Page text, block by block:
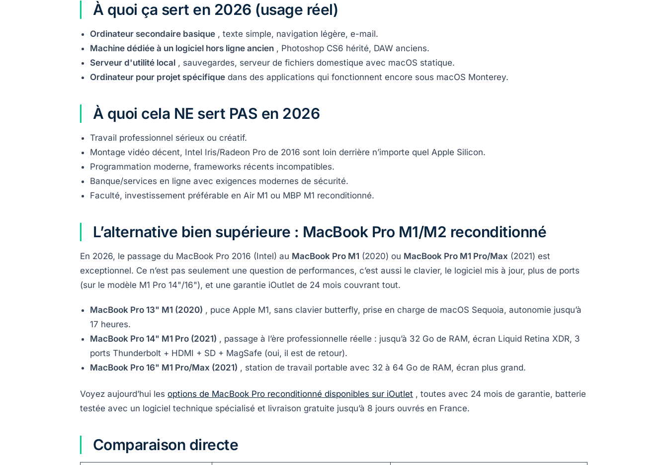
À quoi ça sert en 2026 (usage réel)
Ordinateur secondaire basique , texte simple, navigation légère, e-mail.
Machine dédiée à un logiciel hors ligne ancien , Photoshop CS6 hérité, DAW anciens.
Serveur d'utilité local , sauvegardes, serveur de fichiers domestique avec macOS statique.
Ordinateur pour projet spécifique dans des applications qui fonctionnent encore sous macOS Monterey.
À quoi cela NE sert PAS en 2026
Travail professionnel sérieux ou créatif.
Montage vidéo décent, Intel Iris/Radeon Pro de 2016 sont loin derrière n’importe quel Apple Silicon.
Programmation moderne, frameworks récents incompatibles.
Banque/services en ligne avec exigences modernes de sécurité.
Faculté, investissement préférable en Air M1 ou MBP M1 reconditionné.
L’alternative bien supérieure : MacBook Pro M1/M2 reconditionné
En 2026, le passage du MacBook Pro 2016 (Intel) au MacBook Pro M1 (2020) ou MacBook Pro M1 Pro/Max (2021) est
exceptionnel. Ce n’est pas seulement une question de performances, c’est aussi le clavier, le logiciel mis à jour, plus de ports
(sur le modèle M1 Pro 14"/16"), et une garantie iOutlet de 24 mois couvrant tout.
MacBook Pro 13" M1 (2020) , puce Apple M1, sans clavier butterfly, prise en charge de macOS Sequoia, autonomie jusqu’à
17 heures.
MacBook Pro 14" M1 Pro (2021) , passage à l’ère professionnelle réelle : jusqu’à 32 Go de RAM, écran Liquid Retina XDR, 3
ports Thunderbolt + HDMI + SD + MagSafe (oui, il est de retour).
MacBook Pro 16" M1 Pro/Max (2021) , station de travail portable avec 32 à 64 Go de RAM, écran plus grand.
Voyez aujourd’hui lesoptions de MacBook Pro reconditionné disponibles sur iOutlet , toutes avec 24 mois de garantie, batterie
testée avec un logiciel technique spécialisé et livraison gratuite jusqu’à 8 jours ouvrés en France.
Comparaison directe